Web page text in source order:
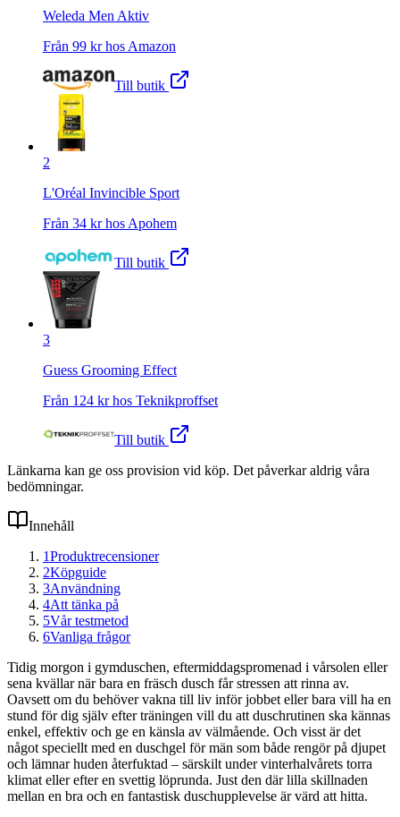
Weleda Men Aktiv
Från 99 kr hos Amazon
Till butik
2
L'Oréal Invincible Sport
Från 34 kr hos Apohem
Till butik
3
Guess Grooming Effect
Från 124 kr hos Teknikproffset
Till butik
Länkarna kan ge oss provision vid köp. Det påverkar aldrig våra
bedömningar.
Innehåll
1Produktrecensioner
2Köpguide
3Användning
4Att tänka på
5Vår testmetod
6Vanliga frågor
Tidig morgon i gymduschen, eftermiddagspromenad i vårsolen eller
sena kvällar när bara en fräsch dusch får stressen att rinna av.
Oavsett om du behöver vakna till liv inför jobbet eller bara vill ha en
stund för dig själv efter träningen vill du att duschrutinen ska kännas
enkel, effektiv och ge en känsla av välmående. Och visst är det
något speciellt med en duschgel för män som både rengör på djupet
och lämnar huden återfuktad – särskilt under vinterhalvårets torra
klimat eller efter en svettig löprunda. Just den där lilla skillnaden
mellan en bra och en fantastisk duschupplevelse är värd att hitta.